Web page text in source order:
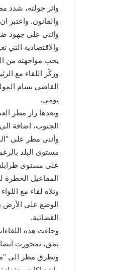
واثر جولته، شدد
والقانون. واعتبر
واثنى على جهود
والاقتصادية التي
يجب مواجهته من
وركّز اللقاء مع
القاضي بسام
يومي.
وبعدها زار مطر
الجنوب، اضافة
وأثنى مطر على
مستوى البلد
على مستوى
المفاعيل الخطرة
وتلاه لقاء مع
الوضع على الأرض
القضائية.
وجاءت هذه
يمق، تمحورت
وتطرق مطر الى